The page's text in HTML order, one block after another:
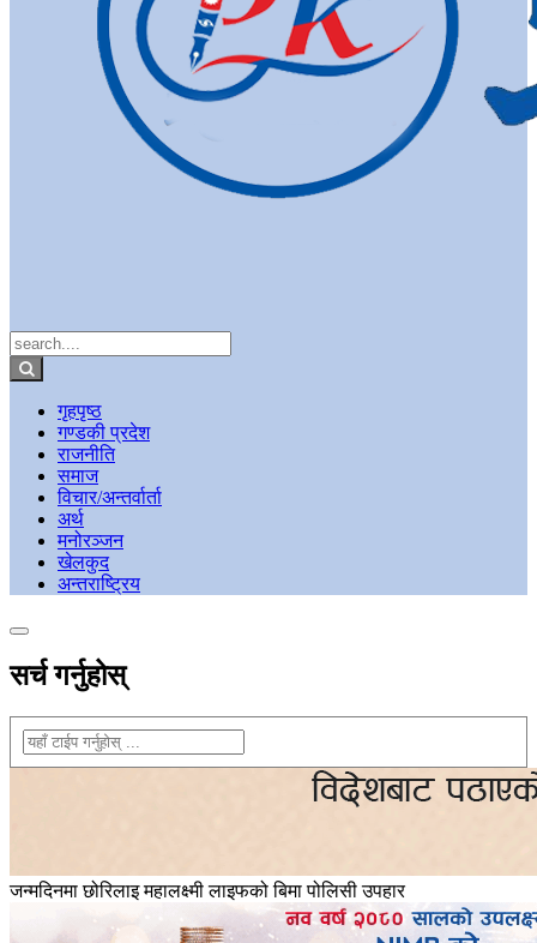
गृहपृष्ठ
गण्डकी प्रदेश
राजनीति
समाज
विचार/अन्तर्वार्ता
अर्थ
मनोरञ्जन
खेलकुद
अन्तराष्ट्रिय
सर्च गर्नुहोस्
जन्मदिनमा छोरिलाइ महालक्ष्मी लाइफको बिमा पोलिसी उपहार